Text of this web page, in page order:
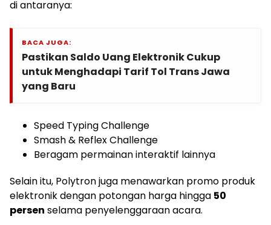
di antaranya:
BACA JUGA:
Pastikan Saldo Uang Elektronik Cukup
untuk Menghadapi Tarif Tol Trans Jawa
yang Baru
Speed Typing Challenge
Smash & Reflex Challenge
Beragam permainan interaktif lainnya
Selain itu, Polytron juga menawarkan promo produk
elektronik dengan potongan harga hingga 50
persen selama penyelenggaraan acara.